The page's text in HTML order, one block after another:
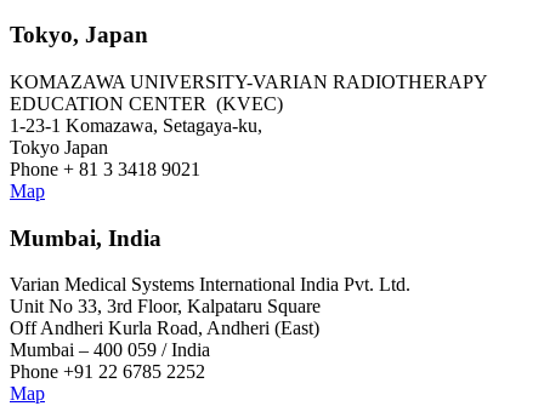
Tokyo, Japan
KOMAZAWA UNIVERSITY-VARIAN RADIOTHERAPY
EDUCATION CENTER (KVEC)
1-23-1 Komazawa, Setagaya-ku,
Tokyo Japan
Phone + 81 3 3418 9021
Map
Mumbai, India
Varian Medical Systems International India Pvt. Ltd.
Unit No 33, 3rd Floor, Kalpataru Square
Off Andheri Kurla Road, Andheri (East)
Mumbai – 400 059 / India
Phone +91 22 6785 2252
Map